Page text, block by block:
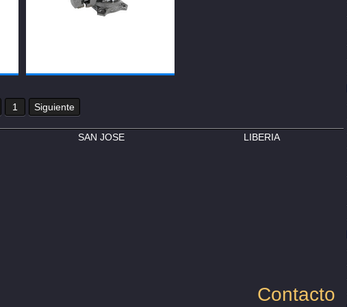
1 Siguiente
SAN JOSE LIBERIA
Contacto